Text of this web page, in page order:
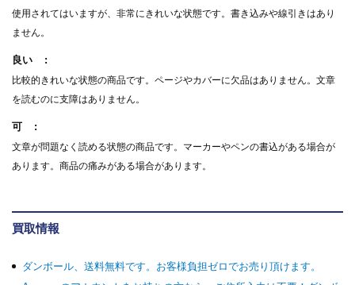
使用されてはいますが、非常にきれいな状態です。書き込みや線引きはあり
ません。
良い
比較的きれいな状態の商品です。ページやカバーに欠品はありません。文章
を読むのに支障はありません。
可
文章が問題なく読める状態の商品です。マーカーやペンの書込がある場合が
あります。商品の痛みがある場合があります。
買取情報
ダンボール、送料無料です。お客様負担ゼロでお売り頂けます。